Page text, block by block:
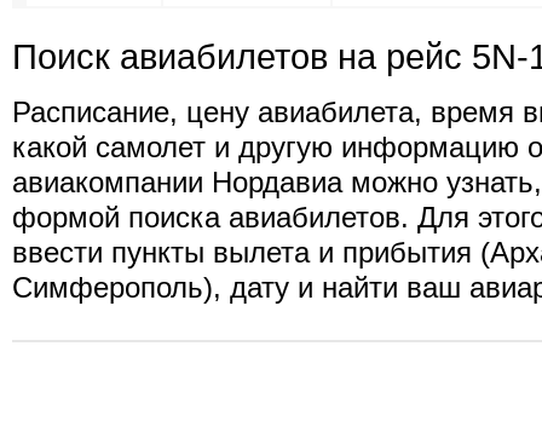
Поиск авиабилетов на рейс 5N-
Расписание, цену авиабилета, время
какой самолет и другую информацию
авиакомпании Нордавиа можно
формой поиска авиабилетов. Для
ввести пункты вылета и прибытия
Симферополь), дату и найти ваш